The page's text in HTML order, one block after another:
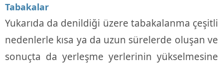
Tabakalar
Yukarıda da denildiği üzere tabakalanma çeşitli
nedenlerle kısa ya da uzun sürelerde oluşan ve
sonuçta da yerleşme yerlerinin yükselmesine